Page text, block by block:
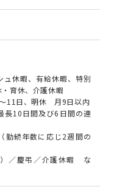
ュ休暇、有給休暇、特別
育休、介護休暇
11日、明休 月9日以内
長10日間及び6日間の連
勤続年数に応じ2週間の
／慶弔／介護休暇 な